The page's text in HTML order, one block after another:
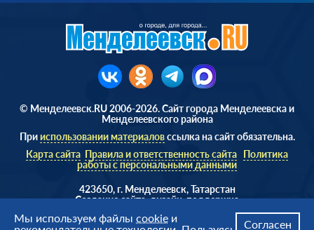
© Менделеевск.RU 2006-2026. Сайт города Менделеевска и
Менделеевского района
Прииспользовании материаловссылка на сайт обязательна.
Карта сайта Правила и ответственность сайта Политика
работы с персональными данными
423650, г. Менделеевск, Татарстан
Cоздание сайта, дизайн, поддержка
Мы используем файлы cookie и
Согласен